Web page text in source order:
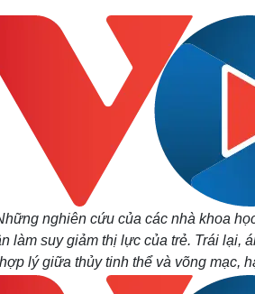
Đời sống
Nhà đẹp
Tình yêu - Gia đình
nghiên cứu của các nhà khoa
làm suy giảm thị lực của trẻ. Trái lại,
hợp lý giữa thủy tinh thể và võng mạc,